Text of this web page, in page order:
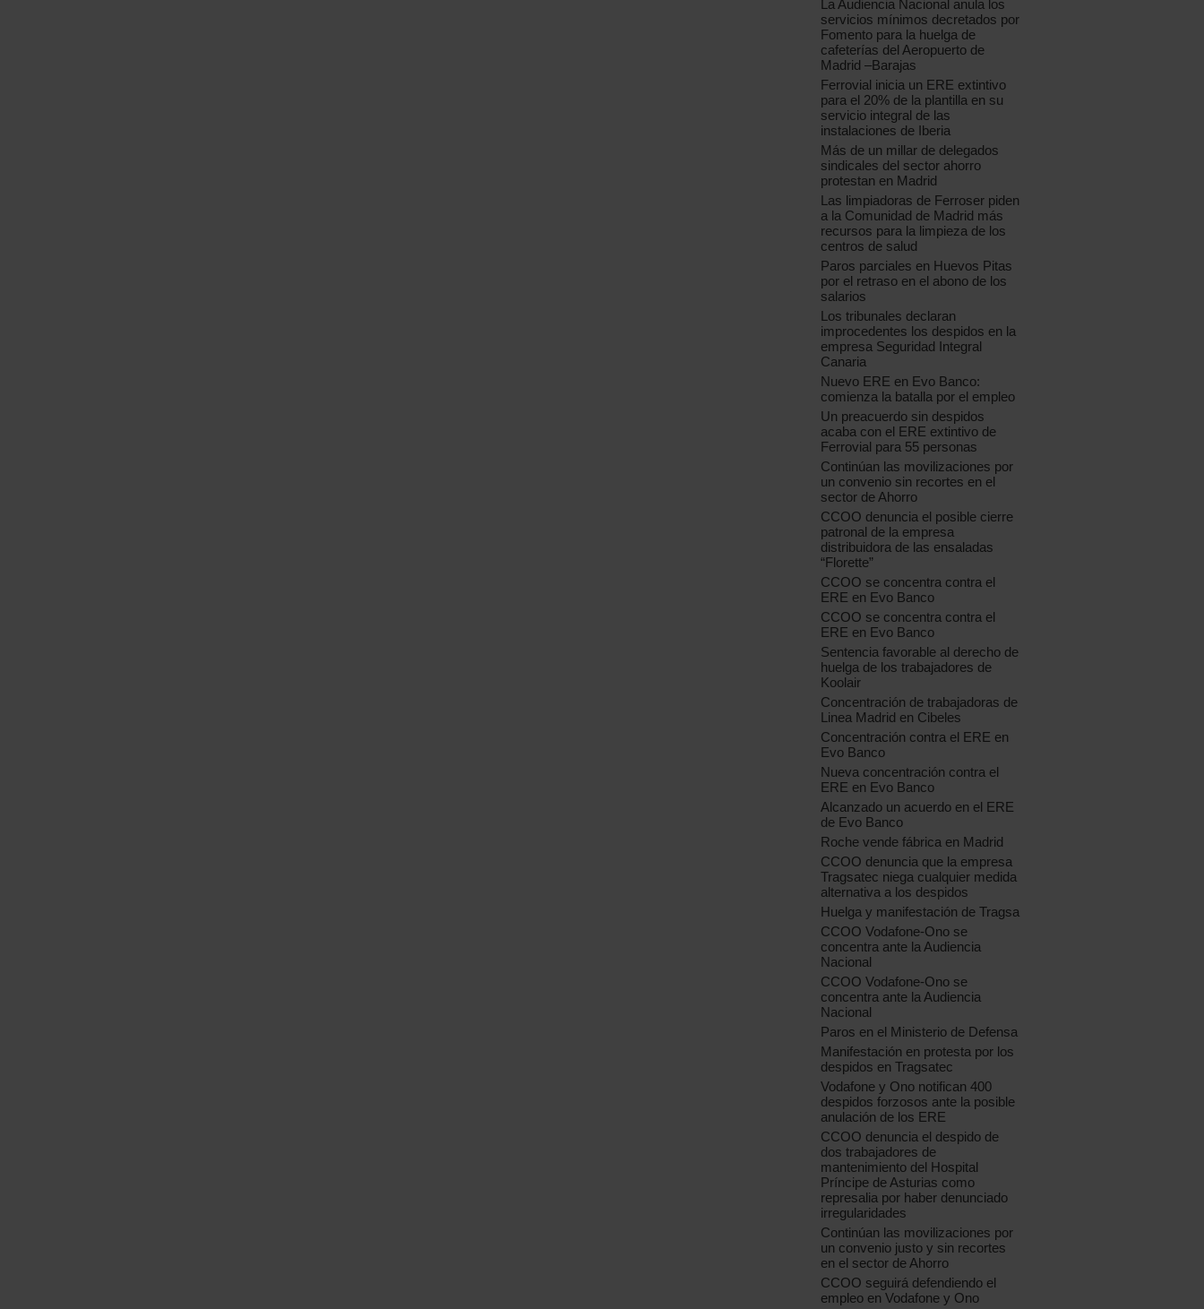
La Audiencia Nacional anula los
servicios mínimos decretados por
Fomento para la huelga de
cafeterías del Aeropuerto de
Madrid –Barajas
Ferrovial inicia un ERE extintivo
para el 20% de la plantilla en su
servicio integral de las
instalaciones de Iberia
Más de un millar de delegados
sindicales del sector ahorro
protestan en Madrid
Las limpiadoras de Ferroser piden
a la Comunidad de Madrid más
recursos para la limpieza de los
centros de salud
Paros parciales en Huevos Pitas
por el retraso en el abono de los
salarios
Los tribunales declaran
improcedentes los despidos en la
empresa Seguridad Integral
Canaria
Nuevo ERE en Evo Banco:
comienza la batalla por el empleo
Un preacuerdo sin despidos
acaba con el ERE extintivo de
Ferrovial para 55 personas
Continúan las movilizaciones por
un convenio sin recortes en el
sector de Ahorro
CCOO denuncia el posible cierre
patronal de la empresa
distribuidora de las ensaladas
“Florette”
CCOO se concentra contra el
ERE en Evo Banco
CCOO se concentra contra el
ERE en Evo Banco
Sentencia favorable al derecho de
huelga de los trabajadores de
Koolair
Concentración de trabajadoras de
Linea Madrid en Cibeles
Concentración contra el ERE en
Evo Banco
Nueva concentración contra el
ERE en Evo Banco
Alcanzado un acuerdo en el ERE
de Evo Banco
Roche vende fábrica en Madrid
CCOO denuncia que la empresa
Tragsatec niega cualquier medida
alternativa a los despidos
Huelga y manifestación de Tragsa
CCOO Vodafone-Ono se
concentra ante la Audiencia
Nacional
CCOO Vodafone-Ono se
concentra ante la Audiencia
Nacional
Paros en el Ministerio de Defensa
Manifestación en protesta por los
despidos en Tragsatec
Vodafone y Ono notifican 400
despidos forzosos ante la posible
anulación de los ERE
CCOO denuncia el despido de
dos trabajadores de
mantenimiento del Hospital
Príncipe de Asturias como
represalia por haber denunciado
irregularidades
Continúan las movilizaciones por
un convenio justo y sin recortes
en el sector de Ahorro
CCOO seguirá defendiendo el
empleo en Vodafone y Ono